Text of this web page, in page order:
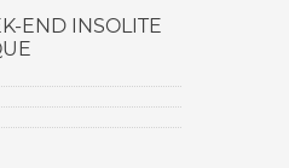
END INSOLITE